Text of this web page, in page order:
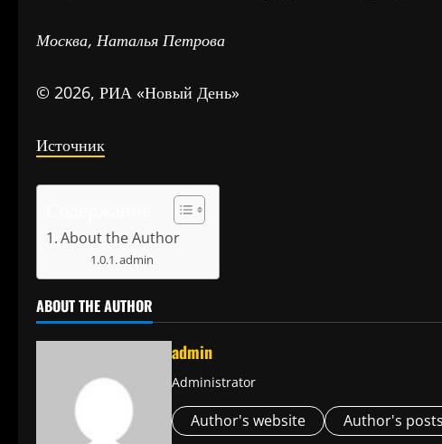
Москва, Наталья Петрова
© 2026, РИА «Новый День»
Источник
About the Author
admin
ABOUT THE AUTHOR
admin
Administrator
Author's website Author's posts